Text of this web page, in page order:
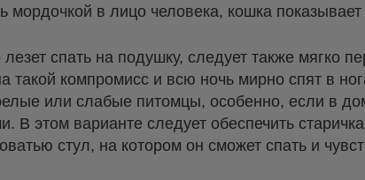
мордочкой в лицо человека, кошка
спать на подушку, следует также мягко
такой компромисс и всю ночь мирно спят в
или слабые питомцы, особенно, если в
В этом варианте следует обеспечить
стул, на котором он сможет спать и